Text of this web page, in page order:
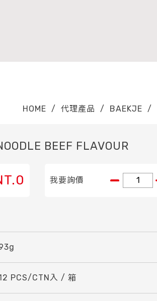
HOME / 代理產品 / BAEKJE /
BEEF FLAVOUR
我要詢價
PCS/CTN入 / 箱